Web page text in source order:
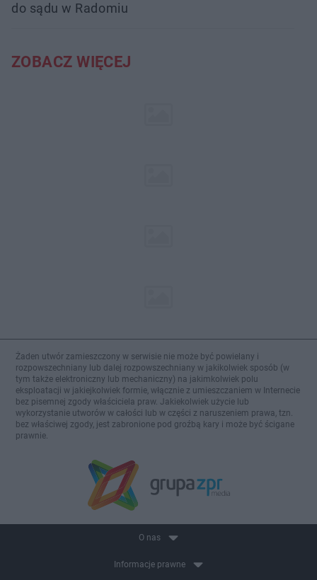
do sądu w Radomiu
ZOBACZ WIĘCEJ
Żaden utwór zamieszczony w serwisie nie może być powielany i
rozpowszechniany lub dalej rozpowszechniany w jakikolwiek sposób (w
tym także elektroniczny lub mechaniczny) na jakimkolwiek polu
eksploatacji w jakiejkolwiek formie, włącznie z umieszczaniem w Internecie
bez pisemnej zgody właściciela praw. Jakiekolwiek użycie lub
wykorzystanie utworów w całości lub w części z naruszeniem prawa, tzn.
bez właściwej zgody, jest zabronione pod groźbą kary i może być ścigane
prawnie.
O nas
Informacje prawne